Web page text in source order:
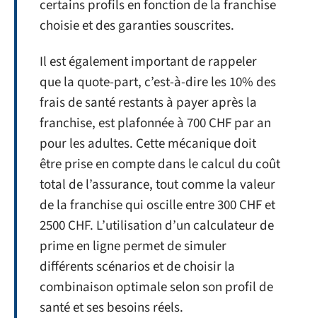
certains profils en fonction de la franchise
choisie et des garanties souscrites.
Il est également important de rappeler
que la quote-part, c’est-à-dire les 10% des
frais de santé restants à payer après la
franchise, est plafonnée à 700 CHF par an
pour les adultes. Cette mécanique doit
être prise en compte dans le calcul du coût
total de l’assurance, tout comme la valeur
de la franchise qui oscille entre 300 CHF et
2500 CHF. L’utilisation d’un calculateur de
prime en ligne permet de simuler
différents scénarios et de choisir la
combinaison optimale selon son profil de
santé et ses besoins réels.